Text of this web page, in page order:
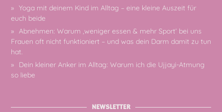
Yoga mit deinem Kind im Alltag – eine kleine Auszeit für
euch beide
Abnehmen: Warum ‚weniger essen & mehr Sport‘ bei uns
Frauen oft nicht funktioniert – und was dein Darm damit zu tun
hat.
Dein kleiner Anker im Alltag: Warum ich die Ujjayi-Atmung
so liebe
NEWSLETTER